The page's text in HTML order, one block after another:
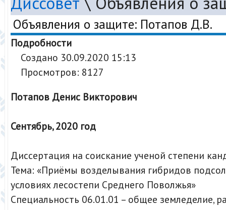
Объявления о защите: Потапов Д.В.
Подробности
Создано 30.09.2020 15:13
Просмотров: 8127
Потапов Денис Викторович
Сентябрь, 2020 год
Диссертация на соискание ученой степени
Тема: «Приёмы возделывания гибридов
условиях лесостепи Среднего Поволжья»
Специальность 06.01.01 – общее земледелие,